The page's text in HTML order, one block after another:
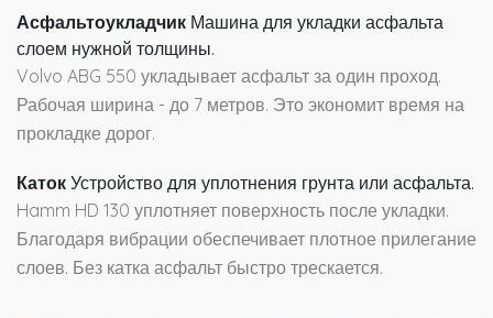
Асфальтоукладчик Машина для укладки асфальта
слоем нужной толщины.
Volvo ABG 550 укладывает асфальт за один проход.
Рабочая ширина - до 7 метров. Это экономит время на
прокладке дорог.
Каток Устройство для уплотнения грунта или асфальта.
Hamm HD 130 уплотняет поверхность после укладки.
Благодаря вибрации обеспечивает плотное прилегание
слоев. Без катка асфальт быстро трескается.